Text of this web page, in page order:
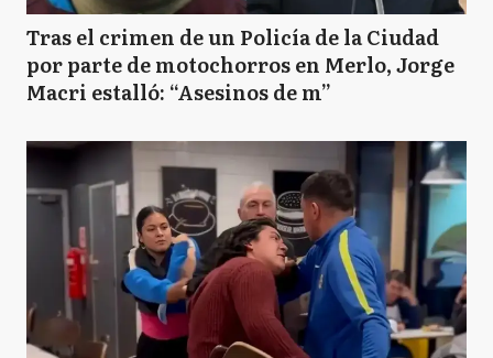
Tras el crimen de un Policía de la Ciudad
por parte de motochorros en Merlo, Jorge
Macri estalló: “Asesinos de m”